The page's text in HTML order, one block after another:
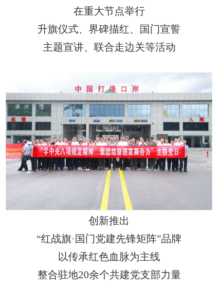
在重大节点举行
升旗仪式、界碑描红、国门宣誓
主题宣讲、联合走边关等活动
创新推出
“红战旗· 国门党建先锋矩阵”品牌
以传承红色血脉为主线
整合驻地20余个共建党支部力量